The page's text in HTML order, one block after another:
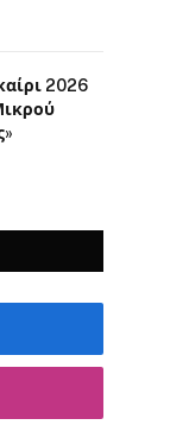
2026